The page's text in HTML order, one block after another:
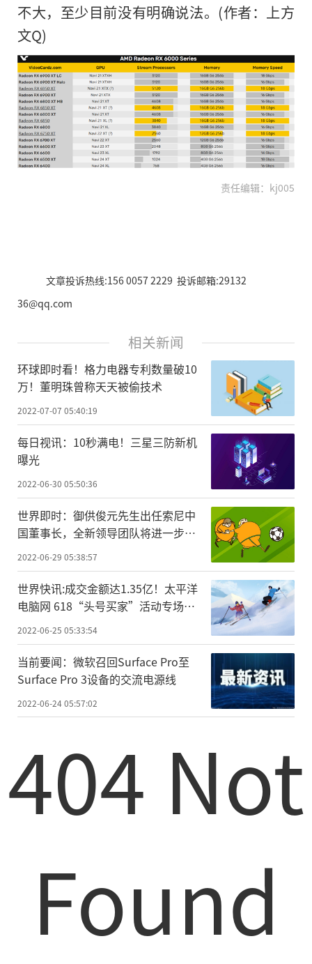
不大，至少目前没有明确说法。(作者：上方
文Q)
责任编辑：kj005
文章投诉热线:156 0057 2229 投诉邮箱:29132
36@qq.com
相关新闻
环球即时看！格力电器专利数量破10
万！董明珠曾称天天被偷技术
2022-07-07 05:40:19
每日视讯：10秒满电！三星三防新机
曝光
2022-06-30 05:50:36
世界即时：御供俊元先生出任索尼中
国董事长，全新领导团队将进一步强
2022-06-29 05:38:57
世界快讯:成交金额达1.35亿！太平洋
电脑网 618“头号买家”活动专场收
2022-06-25 05:33:54
当前要闻：微软召回Surface Pro至
Surface Pro 3设备的交流电源线
2022-06-24 05:57:02
404 Not
Found